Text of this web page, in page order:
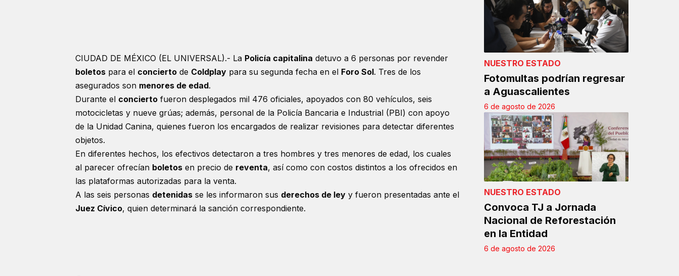
CIUDAD DE MÉXICO (EL UNIVERSAL).- La Policía capitalina detuvo a 6 personas por revender
boletos para el concierto de Coldplay para su segunda fecha en el Foro Sol. Tres de los
asegurados son menores de edad.
Durante el concierto fueron desplegados mil 476 oficiales, apoyados con 80 vehículos, seis
motocicletas y nueve grúas; además, personal de la Policía Bancaria e Industrial (PBI) con apoyo
de la Unidad Canina, quienes fueron los encargados de realizar revisiones para detectar diferentes
objetos.
En diferentes hechos, los efectivos detectaron a tres hombres y tres menores de edad, los cuales
al parecer ofrecían boletos en precio de reventa, así como con costos distintos a los ofrecidos en
las plataformas autorizadas para la venta.
A las seis personas detenidas se les informaron sus derechos de ley y fueron presentadas ante el
Juez Cívico, quien determinará la sanción correspondiente.
NUESTRO ESTADO
Fotomultas podrían regresar
a Aguascalientes
6 de agosto de 2026
NUESTRO ESTADO
Convoca TJ a Jornada
Nacional de Reforestación
en la Entidad
6 de agosto de 2026